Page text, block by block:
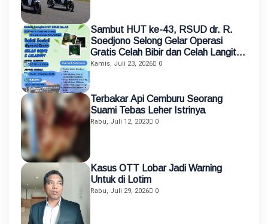
Sambut HUT ke-43, RSUD dr. R.
Soedjono Selong Gelar Operasi
Gratis Celah Bibir dan Celah Langit-
Langit
Kamis, Juli 23, 2026 0
Terbakar Api Cemburu Seorang
Suami Tebas Leher Istrinya
Rabu, Juli 12, 2023 0
Kasus OTT Lobar Jadi Warning
Untuk di Lotim
Rabu, Juli 29, 2026 0